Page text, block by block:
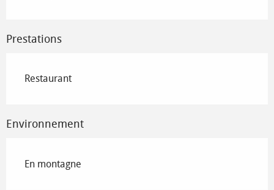
Prestations
Restaurant
Environnement
En montagne